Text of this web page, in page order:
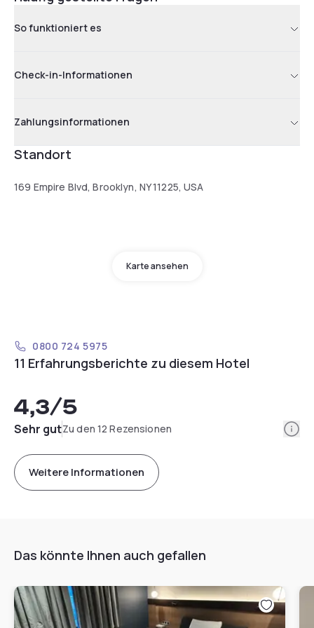
So funktioniert es
Check-in-Informationen
Zahlungsinformationen
Standort
169 Empire Blvd, Brooklyn, NY 11225, USA
Karte ansehen
0800 724 5975
11 Erfahrungsberichte zu diesem Hotel
4,3/5
Sehr gutZu den 12 Rezensionen
Weitere Informationen
Das könnte Ihnen auch gefallen